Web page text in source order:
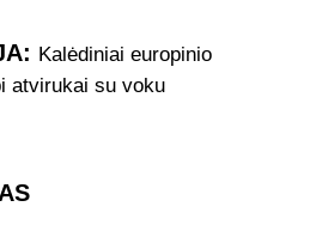
Kalėdiniai europinio
atvirukai su voku